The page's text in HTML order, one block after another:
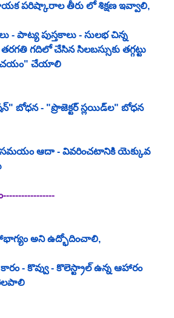
పరిష్కారాల తీరు లో శిక్షణ ఇవ్వాలి,
- పాట్య పుస్తకాలు - సులభ చిన్న
తరగతి గదిలో చేసిన సిలబస్సుకు తగ్గట్టు
చేయాలి
- "ప్రొజెక్టర్ స్లయిడ్‌ల" బోధన
ఆదా - వివరించటానికి యెక్కువ
అని ఉద్భోదించాలి,
కారం - కొవ్వు - కొలెస్ట్రాల్ ఉన్న ఆహారం